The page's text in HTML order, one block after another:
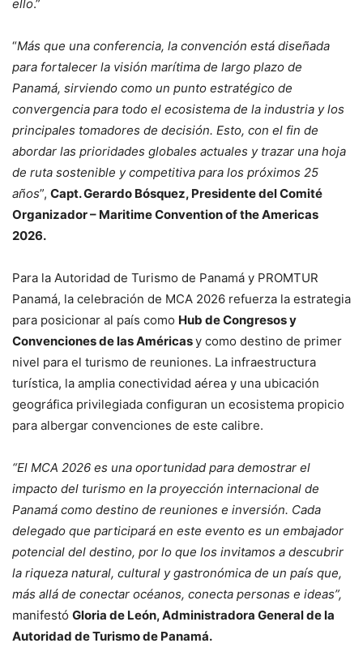
ello.”
“Más que una conferencia, la convención está diseñada
para fortalecer la visión marítima de largo plazo de
Panamá, sirviendo como un punto estratégico de
convergencia para todo el ecosistema de la industria y los
principales tomadores de decisión. Esto, con el fin de
abordar las prioridades globales actuales y trazar una hoja
de ruta sostenible y competitiva para los próximos 25
años”, Capt. Gerardo Bósquez, Presidente del Comité
Organizador – Maritime Convention of the Americas
2026.
Para la Autoridad de Turismo de Panamá y PROMTUR
Panamá, la celebración de MCA 2026 refuerza la estrategia
para posicionar al país como Hub de Congresos y
Convenciones de las Américasy como destino de primer
nivel para el turismo de reuniones. La infraestructura
turística, la amplia conectividad aérea y una ubicación
geográfica privilegiada configuran un ecosistema propicio
para albergar convenciones de este calibre.
“El MCA 2026 es una oportunidad para demostrar el
impacto del turismo en la proyección internacional de
Panamá como destino de reuniones e inversión. Cada
delegado que participará en este evento es un embajador
potencial del destino, por lo que los invitamos a descubrir
la riqueza natural, cultural y gastronómica de un país que,
más allá de conectar océanos, conecta personas e ideas”,
manifestó Gloria de León, Administradora General de la
Autoridad de Turismo de Panamá.